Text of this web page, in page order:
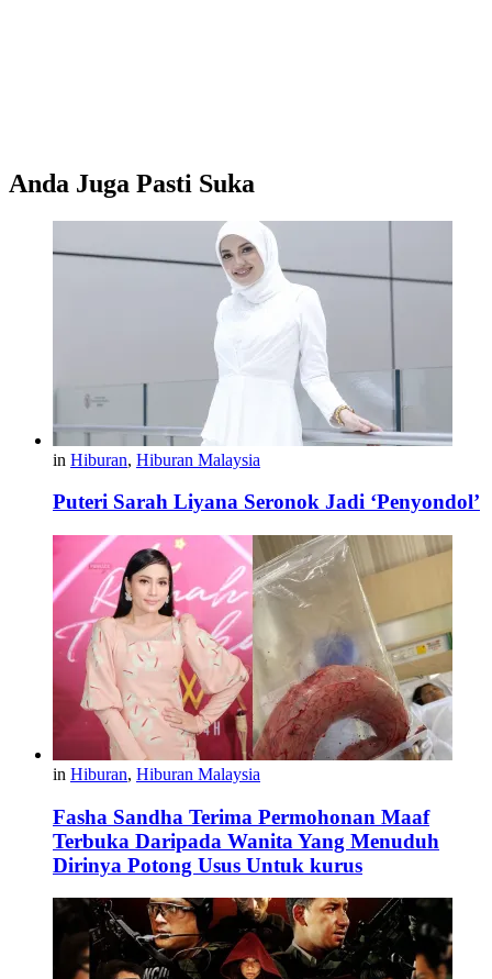
Anda Juga Pasti Suka
in Hiburan, Hiburan Malaysia
Puteri Sarah Liyana Seronok Jadi ‘Penyondol’
in Hiburan, Hiburan Malaysia
Fasha Sandha Terima Permohonan Maaf
Terbuka Daripada Wanita Yang Menuduh
Dirinya Potong Usus Untuk kurus